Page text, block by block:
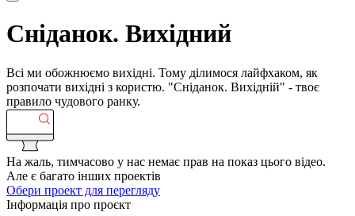
Сніданок. Вихідний
Всі ми обожнюємо вихідні. Тому ділимося лайфхаком, як
розпочати вихідні з користю. "Сніданок. Вихідній" - твоє
правило чудового ранку.
На жаль, тимчасово у нас немає прав на показ цього відео.
Але є багато інших проектів
Обери проект для перегляду
Інформація про проєкт